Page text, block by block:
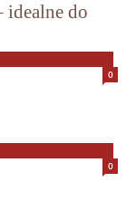
idealne do
0
0